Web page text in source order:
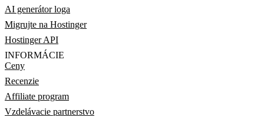
AI generátor loga
Migrujte na Hostinger
Hostinger API
INFORMÁCIE
Ceny
Recenzie
Affiliate program
Vzdelávacie partnerstvo